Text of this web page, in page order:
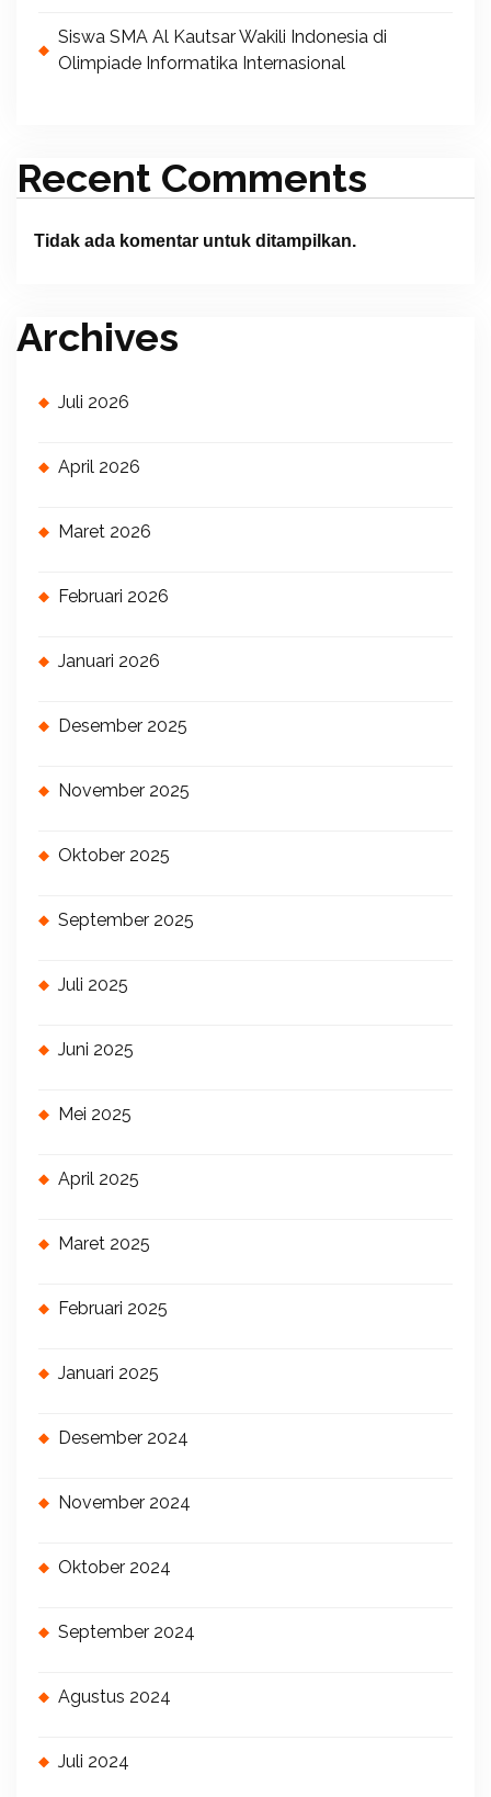
Siswa SMA Al Kautsar Wakili Indonesia di
Olimpiade Informatika Internasional
Recent Comments
Tidak ada komentar untuk ditampilkan.
Archives
Juli 2026
April 2026
Maret 2026
Februari 2026
Januari 2026
Desember 2025
November 2025
Oktober 2025
September 2025
Juli 2025
Juni 2025
Mei 2025
April 2025
Maret 2025
Februari 2025
Januari 2025
Desember 2024
November 2024
Oktober 2024
September 2024
Agustus 2024
Juli 2024